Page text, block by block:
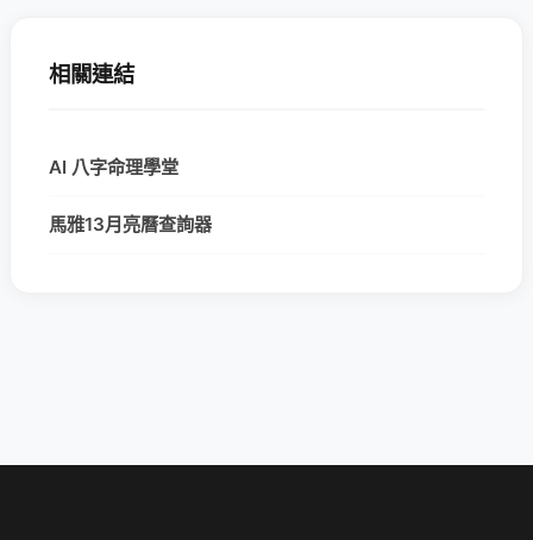
相關連結
AI 八字命理學堂
馬雅13月亮曆查詢器